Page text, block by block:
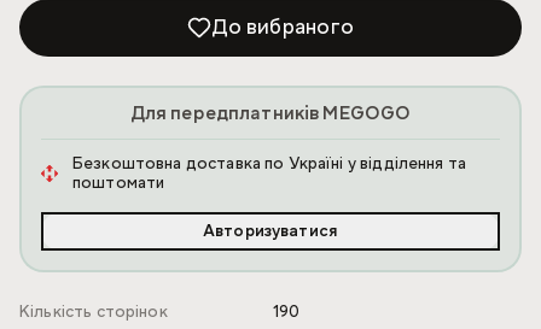
До вибраного
Для передплатників MEGOGO
Безкоштовна доставка по Україні у відділення та
поштомати
Авторизуватися
Кількість сторінок
190